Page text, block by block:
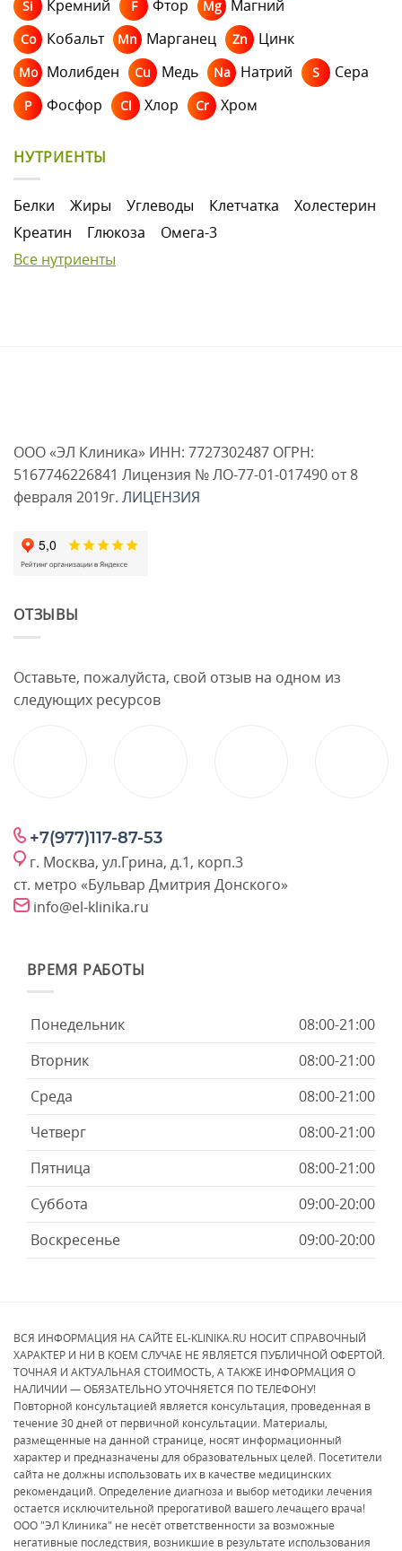
Si Кремний F Фтор Mg Магний
Co Кобальт Mn Марганец Zn Цинк
Mo Молибден Cu Медь Na Натрий S Сера
P Фосфор Cl Хлор Cr Хром
НУТРИЕНТЫ
Белки Жиры Углеводы Клетчатка
Холестерин
Креатин
Глюкоза
Омега-3
Все нутриенты
ООО «ЭЛ Клиника» ИНН: 7727302487 ОГРН:
5167746226841 Лицензия № ЛО-77-01-017490 от 8
февраля 2019г. ЛИЦЕНЗИЯ
ОТЗЫВЫ
Оставьте, пожалуйста, свой отзыв на одном из
следующих ресурсов
+7(977)117-87-53
г. Москва, ул.Грина, д.1, корп.3
ст. метро «Бульвар Дмитрия Донского»
info@el-klinika.ru
ВРЕМЯ РАБОТЫ
Понедельник
08:00-21:00
Вторник
08:00-21:00
Среда
08:00-21:00
Четверг
08:00-21:00
Пятница
08:00-21:00
Суббота
09:00-20:00
Воскресенье
09:00-20:00
ВСЯ ИНФОРМАЦИЯ НА САЙТЕ EL-KLINIKA.RU НОСИТ СПРАВОЧНЫЙ
ХАРАКТЕР И НИ В КОЕМ СЛУЧАЕ НЕ ЯВЛЯЕТСЯ ПУБЛИЧНОЙ ОФЕРТОЙ.
ТОЧНАЯ И АКТУАЛЬНАЯ СТОИМОСТЬ, А ТАКЖЕ ИНФОРМАЦИЯ О
НАЛИЧИИ — ОБЯЗАТЕЛЬНО УТОЧНЯЕТСЯ ПО ТЕЛЕФОНУ!
Повторной консультацией является консультация, проведенная в
течение 30 дней от первичной консультации. Материалы,
размещенные на данной странице, носят информационный
характер и предназначены для образовательных целей. Посетители
сайта не должны использовать их в качестве медицинских
рекомендаций. Определение диагноза и выбор методики лечения
остается исключительной прерогативой вашего лечащего врача!
ООО "ЭЛ Клиника" не несёт ответственности за возможные
негативные последствия, возникшие в результате использования